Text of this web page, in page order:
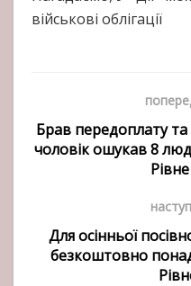
військові облігації
Брав передоплату
чоловік ошукав 8
Для осінньої
безкоштовно